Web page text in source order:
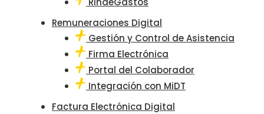
Remuneraciones Digital
Gestión y Control de Asistencia
Firma Electrónica
Portal del Colaborador
Integración con MiDT
Factura Electrónica Digital